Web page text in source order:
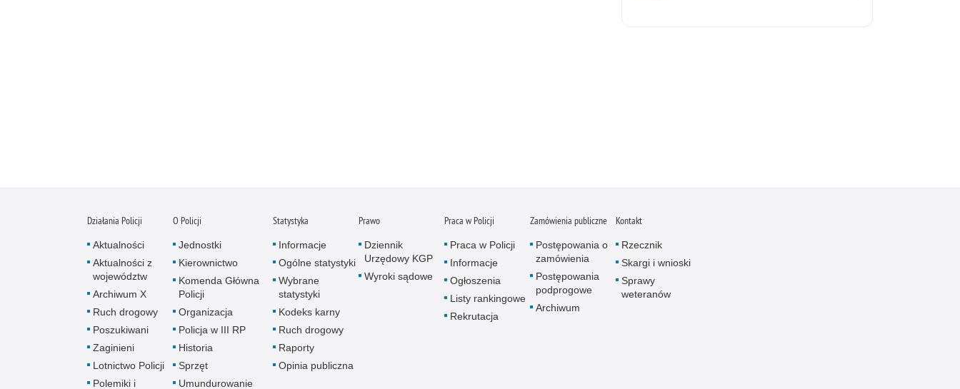
Nietrzeźwi kierujący
Nietrzeźwi opiekunowie
Działania Policji
Aktualności
Aktualności z
województw
Archiwum X
Ruch drogowy
Poszukiwani
Zaginieni
Lotnictwo Policji
Polemiki i
O Policji
Jednostki
Kierownictwo
Komenda Główna
Policji
Organizacja
Policja w III RP
Historia
Sprzęt
Umundurowanie
Statystyka
Informacje
Ogólne statystyki
Wybrane
statystyki
Kodeks karny
Ruch drogowy
Raporty
Opinia publiczna
Prawo
Dziennik
Urzędowy KGP
Wyroki sądowe
Praca w Policji
Praca w Policji
Informacje
Ogłoszenia
Listy rankingowe
Rekrutacja
Zamówienia publiczne
Postępowania o
zamówienia
Postępowania
podprogowe
Archiwum
Kontakt
Rzecznik
Skargi i wnioski
Sprawy
weteranów